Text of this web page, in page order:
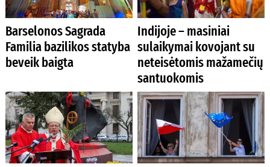
Barselonos Sagrada
Familia bazilikos statyba
beveik baigta
Indijoje – masiniai
sulaikymai kovojant su
neteisėtomis mažamečių
santuokomis